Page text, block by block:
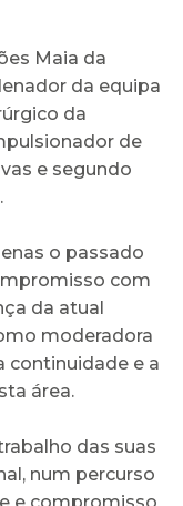
Maia da
da equipa
da
de
e segundo
o passado
com
da atual
moderadora
continuidade e a
área.
das suas
num percurso
e compromisso